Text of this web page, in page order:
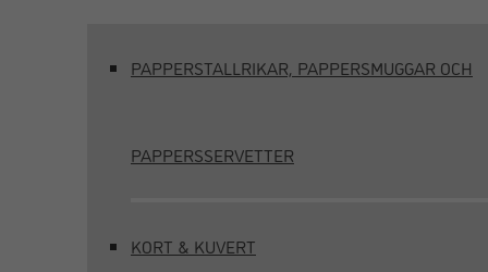
PAPPERSTALLRIKAR, PAPPERSMUGGAR OCH
PAPPERSSERVETTER
KORT & KUVERT